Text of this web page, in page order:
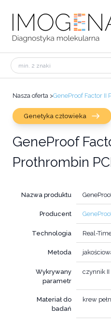
Nasza oferta >GeneProof Factor II
Genetyka człowieka
GeneProof
Prothrombin
Nazwa produktu
Producent
Technologia Real-
Metoda
Wykrywany
parametr
czynnik
Materiał do
badań
krew